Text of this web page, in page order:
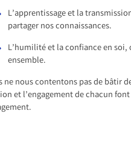
L’apprentissage et la
partager nos connaissances.
L’humilité et la confiance en soi,
ensemble.
ne nous contentons pas de bâtir
et l’engagement de chacun